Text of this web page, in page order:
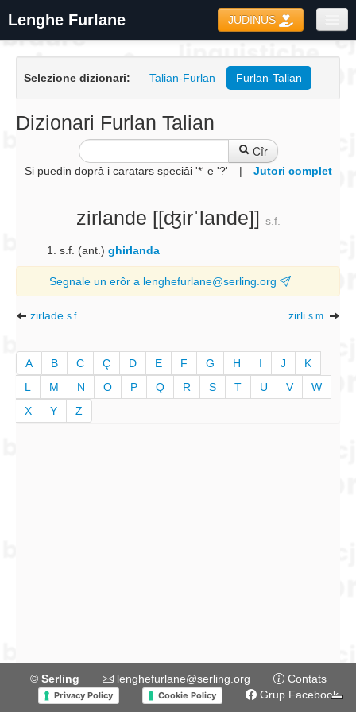
Lenghe Furlane JUDINUS
Formari
Coretôr Ortografic
Informazions
Selezione dizionari: Talian-Furlan Furlan-Talian
Dizionari Furlan Talian
Cîr
Si puedin doprâ i caratars speciâi '*' e '?' | Jutori complet
zirlande [[ʤirˈlande]] s.f.
s.f. (ant.) ghirlanda
Segnale un erôr a lenghefurlane@serling.org
zirlade s.f. zirli s.m.
A B C Ç D E F G H I J
K
L
M N O P Q R S T U V
W
X
Y Z
© Serling lenghefurlane@serling.org Contats
Privacy Policy Cookie Policy Grup Facebook